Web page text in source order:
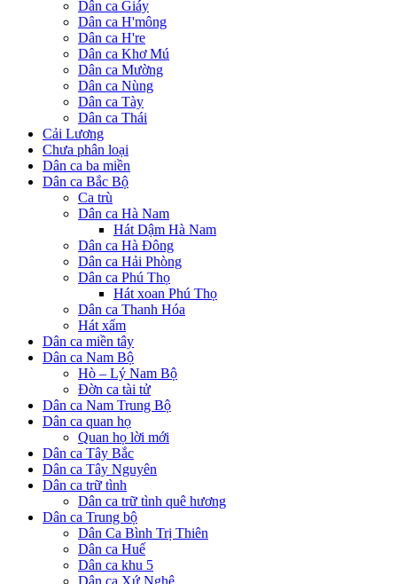
Dân ca Giáy
Dân ca H'mông
Dân ca H're
Dân ca Khơ Mú
Dân ca Mường
Dân ca Nùng
Dân ca Tày
Dân ca Thái
Cải Lương
Chưa phân loại
Dân ca ba miền
Dân ca Bắc Bộ
Ca trù
Dân ca Hà Nam
Hát Dậm Hà Nam
Dân ca Hà Đông
Dân ca Hải Phòng
Dân ca Phú Thọ
Hát xoan Phú Thọ
Dân ca Thanh Hóa
Hát xẩm
Dân ca miền tây
Dân ca Nam Bộ
Hò – Lý Nam Bộ
Đờn ca tài tử
Dân ca Nam Trung Bộ
Dân ca quan họ
Quan họ lời mới
Dân ca Tây Bắc
Dân ca Tây Nguyên
Dân ca trữ tình
Dân ca trữ tình quê hương
Dân ca Trung bộ
Dân Ca Bình Trị Thiên
Dân ca Huế
Dân ca khu 5
Dân ca Xứ Nghệ